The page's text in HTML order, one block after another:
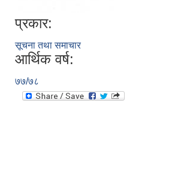
प्रकार:
सूचना तथा समाचार
आर्थिक वर्ष:
७७/७८